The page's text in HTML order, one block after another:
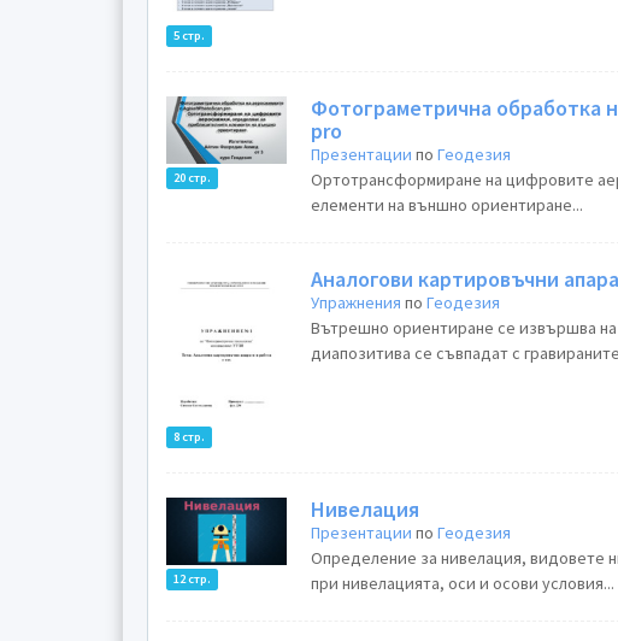
5 стр.
20 стр.
Фотограметрична обработка
pro
Презентации поГеодезия
Ортотрансформиране на цифровите
елементи на външно ориентиране...
8 стр.
Аналогови картировъчни
Упражнения поГеодезия
Вътрешно ориентиране се извършва
диапозитива се съвпадат с
12 стр.
Нивелация
Презентации поГеодезия
Определение за нивелация, видовете
при нивелацията, оси и осови условия...